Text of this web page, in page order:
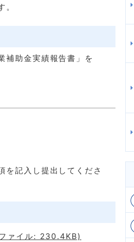
補助金実績報告書」を
を記入し提出してくださ
ァイル: 230.4KB)